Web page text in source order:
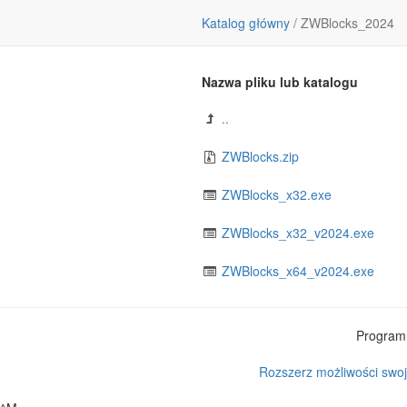
Katalog główny / ZWBlocks_2024
Nazwa pliku lub katalogu
..
ZWBlocks.zip
ZWBlocks_x32.exe
ZWBlocks_x32_v2024.exe
ZWBlocks_x64_v2024.exe
Rozszerz możliwości